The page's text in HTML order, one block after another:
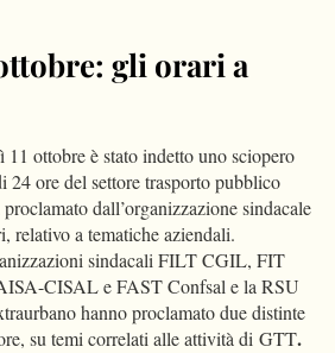
gli orari a
ottobre è stato indetto uno sciopero
24 ore del settore trasporto pubblico
proclamato dall’organizzazione sindacale
a tematiche aziendali.
sindacali FILT CGIL, FIT
CISAL e FAST Confsal e la RSU
hanno proclamato due distinte
su temi correlati alle attività di GTT.